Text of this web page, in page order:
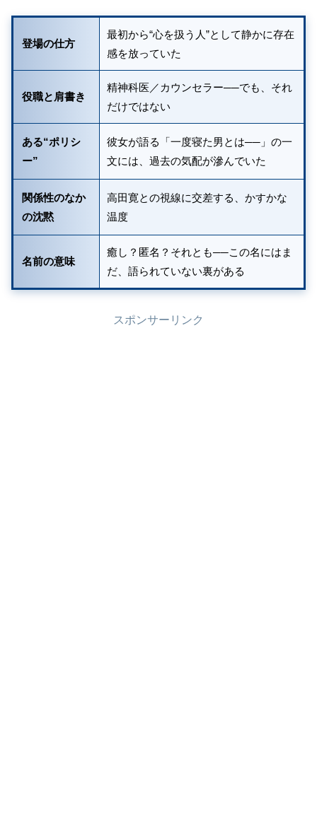
登場の仕方
最初から“心を扱う人”として静かに存在
感を放っていた
役職と肩書き
精神科医／カウンセラー──でも、それ
だけではない
ある“ポリシ
ー”
彼女が語る「一度寝た男とは──」の一
文には、過去の気配が滲んでいた
関係性のなか
の沈黙
高田寛との視線に交差する、かすかな
温度
名前の意味
癒し？匿名？それとも──この名にはま
だ、語られていない裏がある
スポンサーリンク